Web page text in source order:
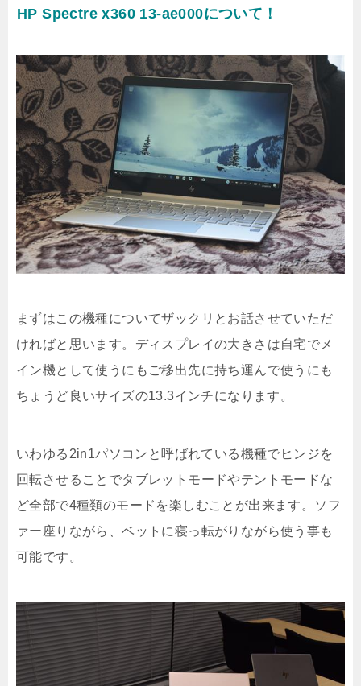
HP Spectre x360 13-ae000について！
まずはこの機種についてザックリとお話させていただ
ければと思います。ディスプレイの大きさは自宅でメ
イン機として使うにもご移出先に持ち運んで使うにも
ちょうど良いサイズの13.3インチになります。
いわゆる2in1パソコンと呼ばれている機種でヒンジを
回転させることでタブレットモードやテントモードな
ど全部で4種類のモードを楽しむことが出来ます。ソフ
ァー座りながら、ベットに寝っ転がりながら使う事も
可能です。